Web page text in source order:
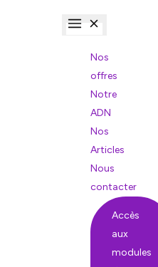
Nos
offres
Notre
ADN
Nos
Articles
Nous
contacter
Accès
aux
modules